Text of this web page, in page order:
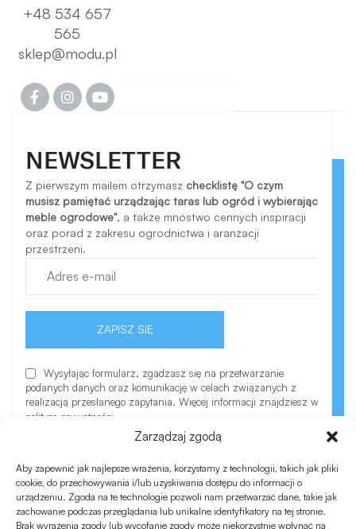
Zarządzaj zgodą
Aby zapewnić jak najlepsze wrażenia, korzystamy z technologii, takich jak pliki
cookie, do przechowywania i/lub uzyskiwania dostępu do informacji o
urządzeniu. Zgoda na te technologie pozwoli nam przetwarzać dane, takie jak
zachowanie podczas przeglądania lub unikalne identyfikatory na tej stronie.
Brak wyrażenia zgody lub wycofanie zgody może niekorzystnie wpłynąć na
+48 534 657
565
sklep@modu.pl
NEWSLETTER
Z pierwszym mailem otrzymasz checklistę "O czym
musisz pamiętać urządzając taras lub ogród i wybierając
meble ogrodowe", a także mnóstwo cennych inspiracji
oraz porad z zakresu ogrodnictwa i aranżacji
przestrzeni.
Wysyłając formularz, zgadzasz się na przetwarzanie
podanych danych oraz komunikację w celach związanych z
realizacją przesłanego zapytania. Więcej informacji znajdziesz w
polityce prywatności.
ZAPISZ SIĘ